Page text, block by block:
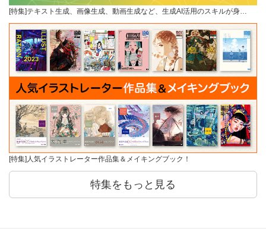
[特集]テキスト生成、画像生成、動画生成など、生成AI活用のスキルが身…
[特集]人気イラストレーター作品集＆メイキングブック！
特集をもっと見る